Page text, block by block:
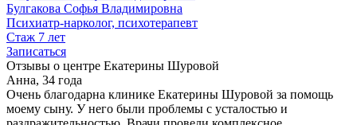
Булгакова Софья Владимировна
Психиатр-нарколог, психотерапевт
Стаж 7 лет
Записаться
Отзывы о центре Екатерины Шуровой
Анна, 34 года
Очень благодарна клинике Екатерины Шуровой за помощь
моему сыну. У него были проблемы с усталостью и